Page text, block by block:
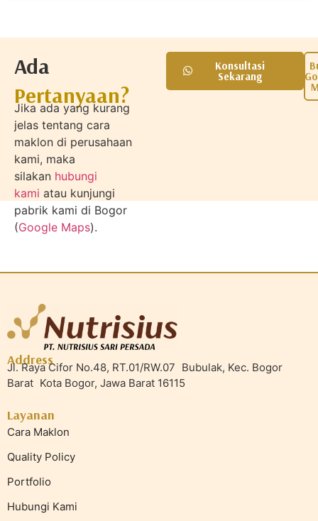
Ada
Pertanyaan?
Jika ada yang kurang
jelas tentang cara
maklon di perusahaan
kami, maka
silakan hubungi
kami atau kunjungi
pabrik kami di Bogor
(Google Maps).
Konsultasi
Sekarang
Address
Jl. Raya Cifor No.48, RT.01/RW.07 Bubulak, Kec. Bogor
Barat Kota Bogor, Jawa Barat 16115
Layanan
Cara Maklon
Quality Policy
Portfolio
Hubungi Kami